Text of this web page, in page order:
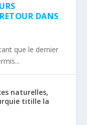
DANS
que le dernier
naturelles,
titille la